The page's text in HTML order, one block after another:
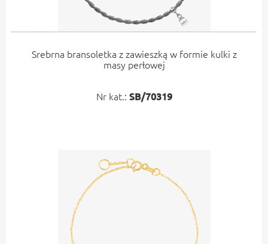
Srebrna bransoletka z zawieszką w formie kulki z
masy perłowej
Nr kat.: SB/70319